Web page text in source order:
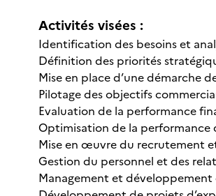
Activités visées :
Identification des besoins et
Définition des priorités
Mise en place d’une démarche
Pilotage des objectifs
Evaluation de la performance
Optimisation de la
Mise en œuvre du recrutement
Gestion du personnel et des
Management et